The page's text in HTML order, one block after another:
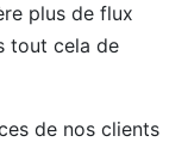
plus de flux
tout cela de
de nos clients